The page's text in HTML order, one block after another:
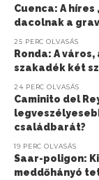
Cuenca: A
dacolnak a
25 PERC OLVASÁS
Ronda: A
szakadék két
24 PERC OLVASÁS
Caminito del
családbarát?
19 PERC OLVASÁS
Saar-poligon:
meddőhányó